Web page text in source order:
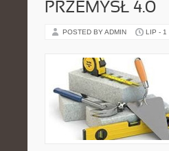
PRZEMYSŁ 4.0
POSTED BY ADMIN LIP - 1